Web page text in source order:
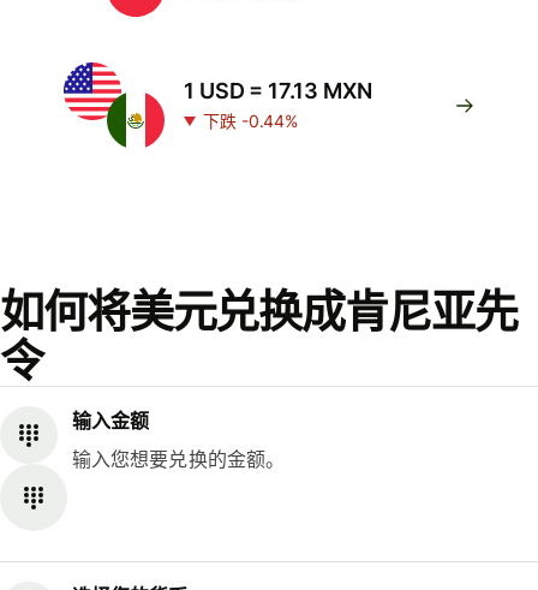
1 USD = 17.13 MXN
下跌 -0.44%
如何将美元兑换成肯尼亚先
令
输入金额
输入您想要兑换的金额。